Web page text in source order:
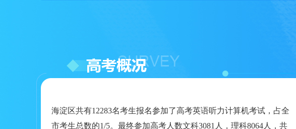
海淀区共有12283名考生报名参加了高考英语听力计算机考试，占全
市考生总数的1/5。最终参加高考人数文科3081人，理科8064人，共